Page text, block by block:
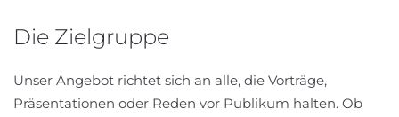
Die Zielgruppe
Unser Angebot richtet sich an alle, die Vorträge,
Präsentationen oder Reden vor Publikum halten. Ob